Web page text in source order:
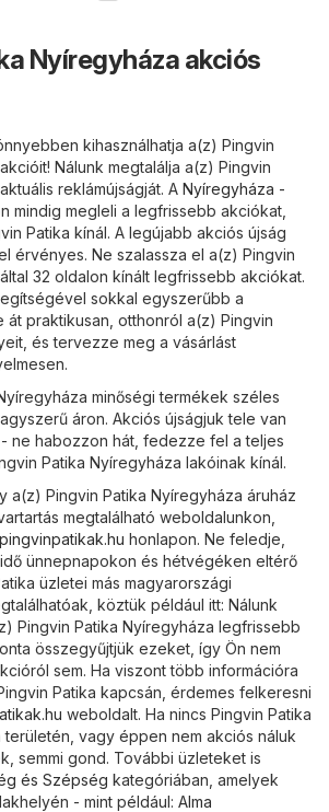
Nyíregyháza akciós
kihasználhatja a(z) Pingvin
Nálunk megtalálja a(z) Pingvin
reklámújságját. A Nyíregyháza -
mindig megleli a legfrissebb akciókat,
Patika kínál. A legújabb akciós újság
érvényes. Ne szalassza el a(z) Pingvin
32 oldalon kínált legfrissebb akciókat.
sokkal egyszerűbb a
át praktikusan, otthonról a(z) Pingvin
és tervezze meg a vásárlást
minőségi termékek széles
áron. Akciós újságjuk tele van
ne habozzon hát, fedezze fel a teljes
Patika Nyíregyháza lakóinak kínál.
a(z) Pingvin Patika Nyíregyháza áruház
megtalálható weboldalunkon,
pingvinpatikak.hu honlapon. Ne feledje,
ünnepnapokon és hétvégéken eltérő
üzletei más magyarországi
köztük például itt: Nálunk
Pingvin Patika Nyíregyháza legfrissebb
összegyűjtjük ezeket, így Ön nem
sem. Ha viszont több információra
Patika kapcsán, érdemes felkeresni
weboldalt. Ha nincs Pingvin Patika
vagy éppen nem akciós náluk
semmi gond. További üzleteket is
és Szépség kategóriában, amelyek
- mint például: Alma